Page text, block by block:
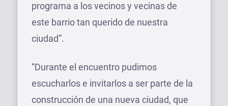
programa a los vecinos y vecinas de
este barrio tan querido de nuestra
ciudad”.
“Durante el encuentro pudimos
escucharlos e invitarlos a ser parte de la
construcción de una nueva ciudad, que